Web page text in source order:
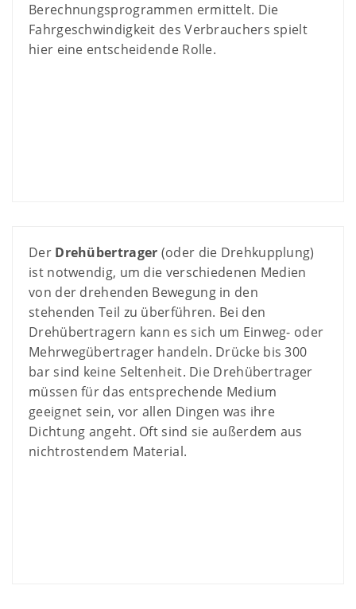
Berechnungsprogrammen ermittelt. Die
Fahrgeschwindigkeit des Verbrauchers spielt
hier eine entscheidende Rolle.
Der Drehübertrager (oder die Drehkupplung)
ist notwendig, um die verschiedenen Medien
von der drehenden Bewegung in den
stehenden Teil zu überführen. Bei den
Drehübertragern kann es sich um Einweg- oder
Mehrwegübertrager handeln. Drücke bis 300
bar sind keine Seltenheit. Die Drehübertrager
müssen für das entsprechende Medium
geeignet sein, vor allen Dingen was ihre
Dichtung angeht. Oft sind sie außerdem aus
nichtrostendem Material.